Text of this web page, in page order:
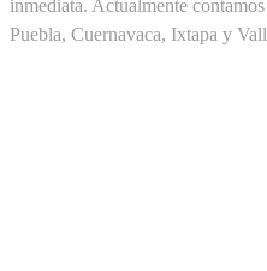
inmediata. Actualmente
Puebla, Cuernavaca, Ixtapa y